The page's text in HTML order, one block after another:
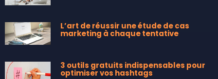
L’art de réussir une étude de cas
marketing à chaque tentative
3 outils gratuits indispensables pour
optimiser vos hashtags